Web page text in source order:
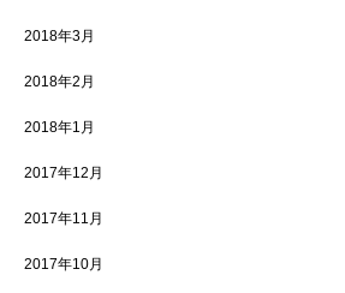
2018年3月
2018年2月
2018年1月
2017年12月
2017年11月
2017年10月